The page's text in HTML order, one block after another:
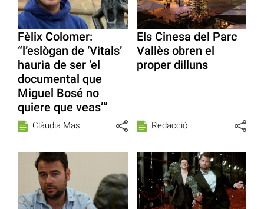
Fèlix Colomer:
“l’eslògan de ‘Vitals’
hauria de ser ‘el
documental que
Miguel Bosé no
quiere que veas’”
Clàudia Mas
Els Cinesa del Parc
Vallès obren el
proper dilluns
Redacció